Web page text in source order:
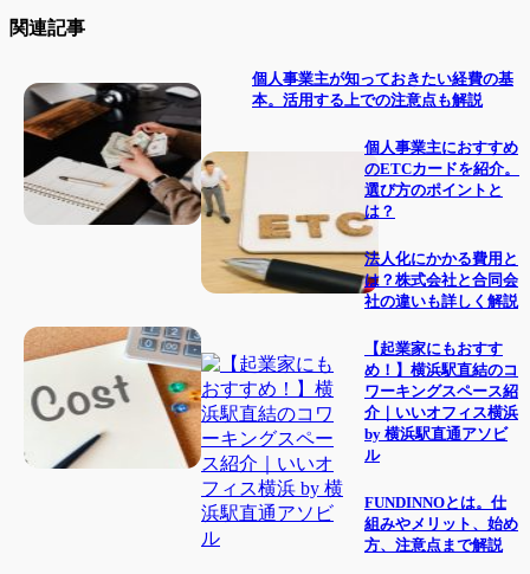
関連記事
個人事業主が知っておきたい経費の基
本。活用する上での注意点も解説
個人事業主におすすめ
のETCカードを紹介。
選び方のポイントと
は？
法人化にかかる費用と
は？株式会社と合同会
社の違いも詳しく解説
【起業家にもおすす
め！】横浜駅直結のコ
ワーキングスペース紹
介｜いいオフィス横浜
by 横浜駅直通アソビ
ル
FUNDINNOとは。仕
組みやメリット、始め
方、注意点まで解説